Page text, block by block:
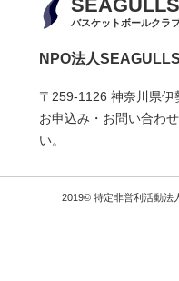
SEAGULLS
バスケットボールクラ
NPO法人
〒259-1126 神奈川県
お申込み・お問い合わ
い。
2019© 特定非営利活動法